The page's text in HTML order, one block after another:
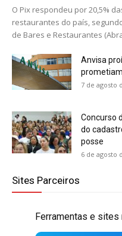
O Pix respondeu por 20,5%
restaurantes do país,
de Bares e Restaurantes
Anvisa
7 de agosto
Concurso
do
posse
6 de agosto
Sites Parceiros
Ferramentas e sites